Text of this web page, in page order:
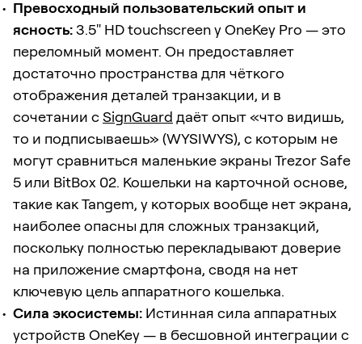
Превосходный пользовательский опыт и
ясность:3.5" HD touchscreen у OneKey Pro — это
переломный момент. Он предоставляет
достаточно пространства для чёткого
отображения деталей транзакции, и в
сочетании сSignGuard даёт опыт «что видишь,
то и подписываешь» (WYSIWYS), с которым не
могут сравниться маленькие экраны Trezor Safe
5 или BitBox 02. Кошельки на карточной основе,
такие как Tangem, у которых вообще нет экрана,
наиболее опасны для сложных транзакций,
поскольку полностью перекладывают доверие
на приложение смартфона, сводя на нет
ключевую цель аппаратного кошелька.
Сила экосистемы: Истинная сила аппаратных
устройств OneKey — в бесшовной интеграции с